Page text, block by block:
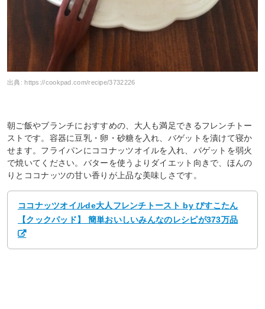
出典:https://cookpad.com/recipe/3732226
朝ご飯やブランチにおすすめの、大人も満足できるフレンチトー
ストです。容器に豆乳・卵・砂糖を入れ、バゲットを漬けて寝か
せます。フライパンにココナッツオイルを入れ、バゲットを弱火
で焼いてください。バターを使うよりダイエット向きで、ほんの
りとココナッツの甘い香りが上品な美味しさです。
ココナッツオイルde大人フレンチトースト by びすこたん
【クックパッド】 簡単おいしいみんなのレシピが373万品